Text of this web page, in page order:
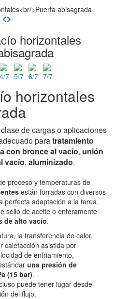
horizontales
horizontales
de cargas o aplicaciones
paratratamiento
con bronce al vacío, unión
vacío, aluminizado.
proceso y temperaturas de
están forradas con diversos
perfecta adaptación a la tarea.
sello de aceite o enteramente
de alto vacío.
la transferencia de calor
calefacción asistida por
de enfriamiento,
una presión de
(15 bar).
puede tener lugar desde
del flujo.